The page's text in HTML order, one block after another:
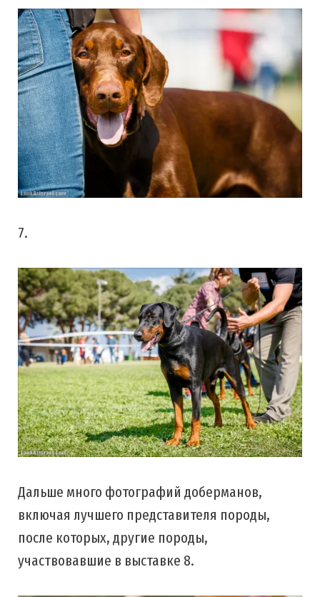
7.
Дальше много фотографий доберманов,
включая лучшего представителя породы,
после которых, другие породы,
участвовавшие в выставке 8.